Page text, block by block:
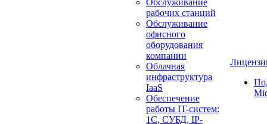
Обслуживание
рабочих станций
Обслуживание
офисного
оборудования
компании
Облачная
инфраструктура
IaaS
Обеспечение
работы IT-систем:
1С, СУБД, IP-